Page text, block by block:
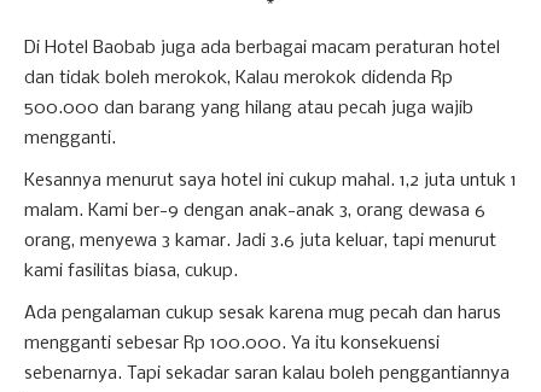
*
Di Hotel Baobab juga ada berbagai macam peraturan hotel
dan tidak boleh merokok, Kalau merokok didenda Rp
500.000 dan barang yang hilang atau pecah juga wajib
mengganti.
Kesannya menurut saya hotel ini cukup mahal. 1,2 juta untuk 1
malam. Kami ber-9 dengan anak-anak 3, orang dewasa 6
orang, menyewa 3 kamar. Jadi 3.6 juta keluar, tapi menurut
kami fasilitas biasa, cukup.
Ada pengalaman cukup sesak karena mug pecah dan harus
mengganti sebesar Rp 100.000. Ya itu konsekuensi
sebenarnya. Tapi sekadar saran kalau boleh penggantiannya